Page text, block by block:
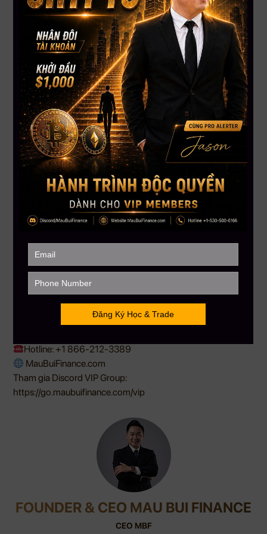
số ổn định sắp trở thành một phần không thể thiếu trong hạ
tầng tài chính quốc gia.
5. Cạnh tranh trong stablecoin tăng nhiệt – liệu ai sẽ
chiếm thế thượng phong?
Dù XRP mở rộng mạnh, nhưng stablecoin như USDC vẫn
đang dẫn đầu về khối lượng giao dịch toàn cầu (ước tính đạt
hơn 5.9 nghìn tỷ USD/năm). Circle tiếp tục chiếm ưu thế nhờ
các quan hệ chiến lược với FIS, hơn 100 quốc gia hỗ trợ
USDC, và tích hợp mạnh mẽ vào hệ sinh thái ngân hàng toàn
cầu.
Nhận định: Trận chiến giữa stablecoin, CBDC và các tài sản số
như XRP sẽ là cuộc đua dài hơi. Ai chiếm được niềm tin và ứng
dụng thực tế sẽ chiếm lĩnh thị trường.
Kết luận
Từ AI phân tích “ngọc ẩn”, liên minh stablecoin-tài chính
truyền thống, đến sự công nhận từ ngân hàng trung ương —
mạnh mẽ. Những ai biết nắm bắt công nghệ, hiểu xu hướng
pháp lý và theo sát dòng tiền thông minh sẽ là người đi trước
trong chu kỳ tăng trưởng kế tiếp.
Nguồn: Tổng hợp
——————–
MAU BUI FINANCE – Với sứ mệnh giúp hàng triệu người Việt
Hotline: +1 866-212-3389
MauBuiFinance.com
Tham gia Discord VIP Group:
https://go.maubuifinance.com/vip
FOUNDER & CEO MAU BUI FINANCE
CEO MBF